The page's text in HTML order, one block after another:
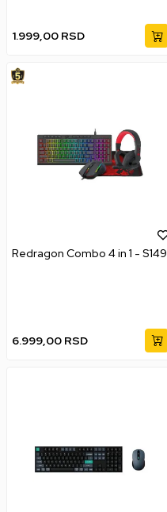
1.999,00 RSD
Redragon Combo 4 in 1 - S149
6.999,00 RSD